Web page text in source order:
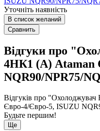
Уточніть наявність
В список желаний
Сравнить
Відгуки про
4НК1 (А) Ataman
NQR90/NPR75/
Відгуків про
Євро-4/Євро-5, ISUZU
Будьте першим!
Ще